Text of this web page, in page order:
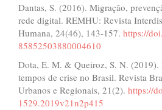
Dantas, S. (2016). Migração,
rede digital. REMHU: Revista
Humana, 24(46), 143-157. https://
85852503880004610
Dota, E. M. & Queiroz, S. N. (2019).
tempos de crise no Brasil. Revista
Urbanos e Regionais, 21(2). https://
1529.2019v21n2p415